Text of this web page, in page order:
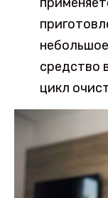
средство
цикл